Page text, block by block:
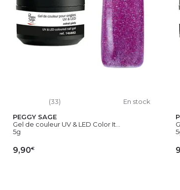
(33)
En stock
PEGGY SAGE
Gel de couleur UV & LED Color It...
5g
9,90€